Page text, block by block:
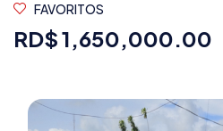
FAVORITOS
RD$ 1,650,000.00